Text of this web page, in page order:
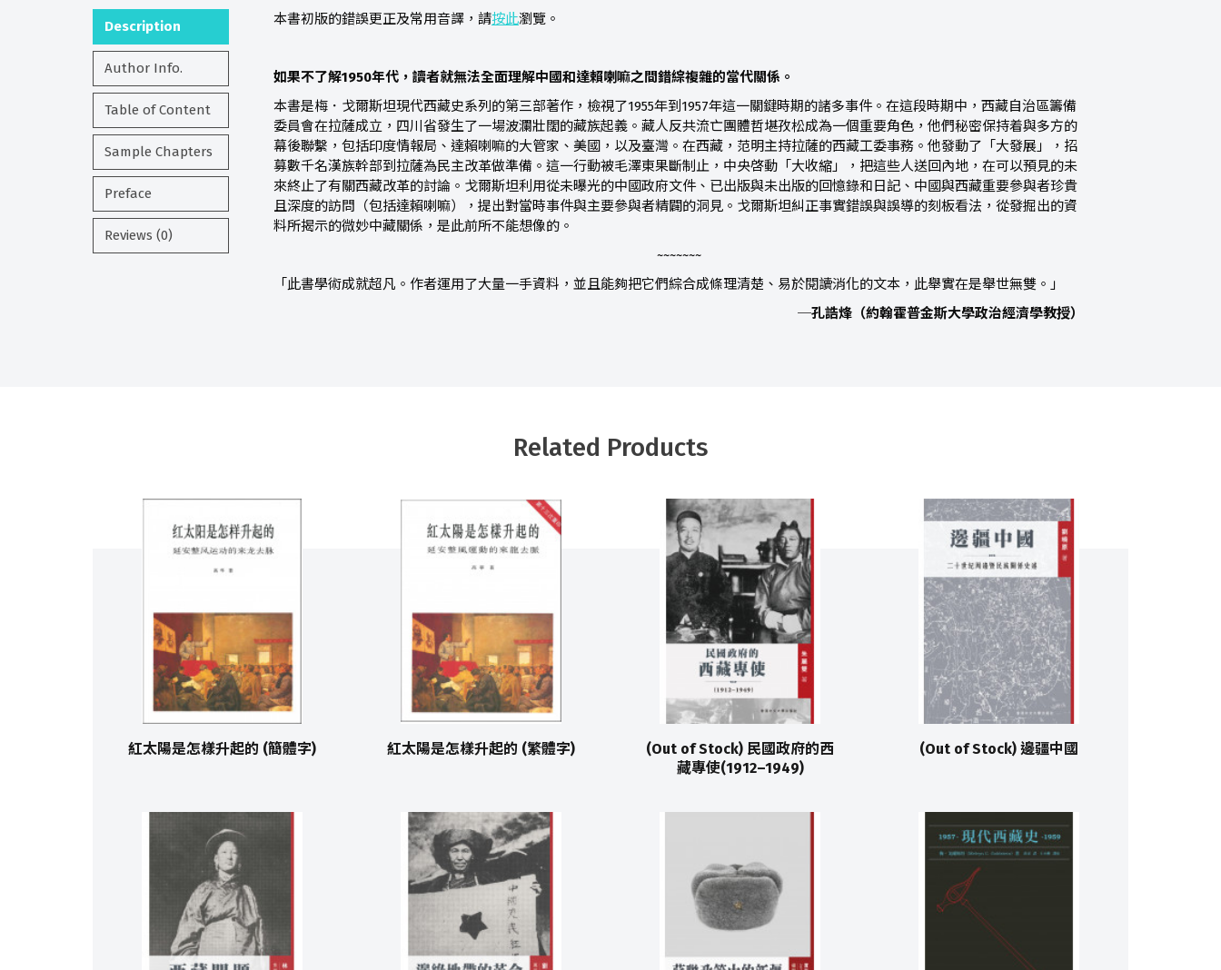
Description
Author Info.
Table of Content
Sample Chapters
Preface
Reviews (0)
本書初版的錯誤更正及常用音譯，請按此瀏覽。
如果不了解1950年代，讀者就無法全面理解中國和達賴喇嘛之間錯綜複雜的當代關係。
本書是梅．戈爾斯坦現代西藏史系列的第三部著作，檢視了1955年到1957年這一關鍵時期的諸多事件。在這段時期中，西藏自治區籌備
委員會在拉薩成立，四川省發生了一場波瀾壯闊的藏族起義。藏人反共流亡團體哲堪孜松成為一個重要角色，他們秘密保持着與多方的
幕後聯繫，包括印度情報局、達賴喇嘛的大管家、美國，以及臺灣。在西藏，范明主持拉薩的西藏工委事務。他發動了「大發展」，招
募數千名漢族幹部到拉薩為民主改革做準備。這一行動被毛澤東果斷制止，中央啓動「大收縮」，把這些人送回內地，在可以預見的未
來終止了有關西藏改革的討論。戈爾斯坦利用從未曝光的中國政府文件、已出版與未出版的回憶錄和日記、中國與西藏重要參與者珍貴
且深度的訪問（包括達賴喇嘛），提出對當時事件與主要參與者精闢的洞見。戈爾斯坦糾正事實錯誤與誤導的刻板看法，從發掘出的資
料所揭示的微妙中藏關係，是此前所不能想像的。
~~~~~~~
「此書學術成就超凡。作者運用了大量一手資料，並且能夠把它們綜合成條理清楚、易於閱讀消化的文本，此舉實在是舉世無雙。」
─孔誥烽（約翰霍普金斯大學政治經濟學教授）
Related Products
紅太陽是怎樣升起的 (簡體字) 紅太陽是怎樣升起的 (繁體字)
(Out of Stock) 民國政府的西
藏專使(1912–1949)
(Out of Stock) 邊疆中國